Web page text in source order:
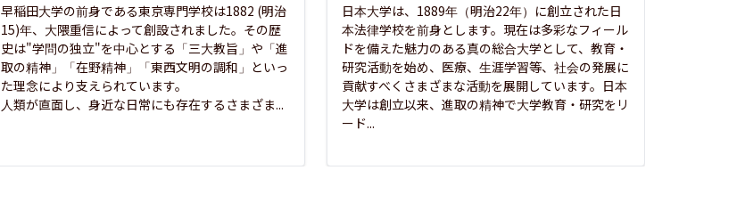
早稲田大学の前身である東京専門学校は1882 (明治
15)年、大隈重信によって創設されました。その歴
史は"学問の独立"を中心とする「三大教旨」や「進
取の精神」「在野精神」「東西文明の調和」といっ
た理念により支えられています。
人類が直面し、身近な日常にも存在するさまざま...
日本大学は、1889年（明治22年）に創立された日
本法律学校を前身とします。現在は多彩なフィール
ドを備えた魅力のある真の総合大学として、教育・
研究活動を始め、医療、生涯学習等、社会の発展に
貢献すべくさまざまな活動を展開しています。日本
大学は創立以来、進取の精神で大学教育・研究をリ
ード...